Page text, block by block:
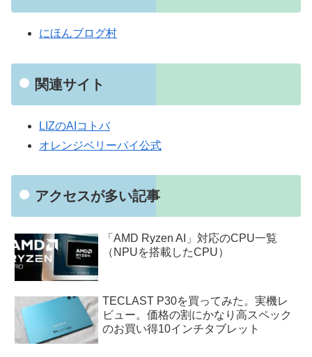
にほんブログ村
関連サイト
LIZのAIコトバ
オレンジベリーパイ公式
アクセスが多い記事
「AMD Ryzen AI」対応のCPU一覧
（NPUを搭載したCPU）
TECLAST P30を買ってみた。実機レ
ビュー。価格の割にかなり高スペック
のお買い得10インチタブレット